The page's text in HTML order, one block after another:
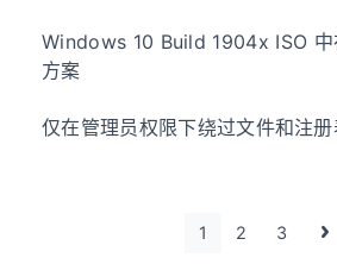
Windows 10 Build 1904x ISO 中
方案
仅在管理员权限下绕过文件和注
1 2 3